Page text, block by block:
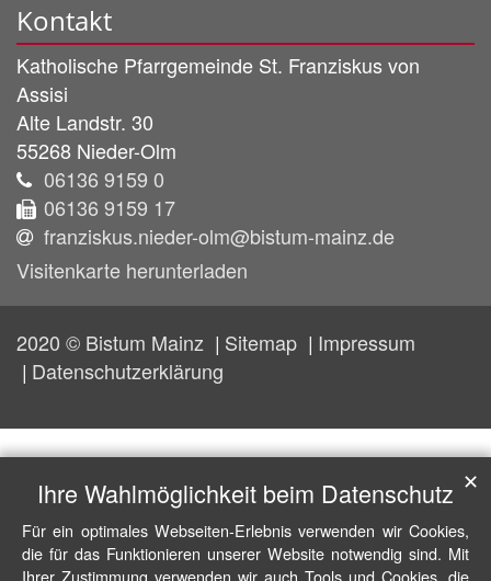
Kontakt
Katholische Pfarrgemeinde St. Franziskus von
Assisi
Alte Landstr. 30
55268 Nieder-Olm
06136 9159 0
06136 9159 17
franziskus.nieder-olm@bistum-mainz.de
Visitenkarte herunterladen
2020 © Bistum Mainz Sitemap
Impressum
Datenschutzerklärung
Ihre Wahlmöglichkeit beim Datenschutz
Für ein optimales Webseiten-Erlebnis verwenden wir Cookies,
die für das Funktionieren unserer Website notwendig sind. Mit
Ihrer Zustimmung verwenden wir auch Tools und Cookies, die
✕